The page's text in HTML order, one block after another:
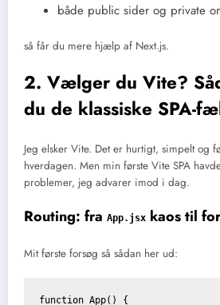
både public sider og private
så får du mere hjælp af Next.js.
2. Vælger du Vite?
du de klassiske SPA-
Jeg elsker Vite. Det er hurtigt, simpelt og
hverdagen. Men min første Vite SPA
problemer, jeg advarer imod i dag.
Routing: fra App.jsx kaos til
Mit første forsøg så sådan her ud:
function App() {